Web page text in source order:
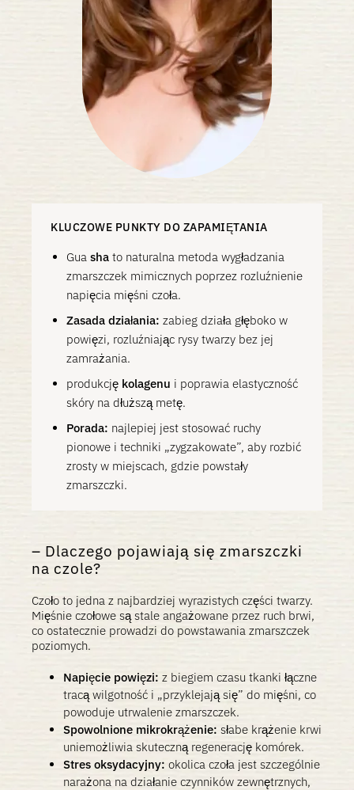
KLUCZOWE PUNKTY DO ZAPAMIĘTANIA
Gua sha to naturalna metoda wygładzania
zmarszczek mimicznych poprzez rozluźnienie
napięcia mięśni czoła.
Zasada działania: zabieg działa głęboko w
powięzi, rozluźniając rysy twarzy bez jej
zamrażania.
produkcję kolagenu i poprawia elastyczność
skóry na dłuższą metę.
Porada: najlepiej jest stosować ruchy
pionowe i techniki „zygzakowate”, aby rozbić
zrosty w miejscach, gdzie powstały
zmarszczki.
Dlaczego pojawiają się zmarszczki
na czole?
Czoło to jedna z najbardziej wyrazistych części twarzy.
Mięśnie czołowe są stale angażowane przez ruch brwi,
co ostatecznie prowadzi do powstawania zmarszczek
poziomych.
Napięcie powięzi: z biegiem czasu tkanki łączne
tracą wilgotność i „przyklejają się” do mięśni, co
powoduje utrwalenie zmarszczek.
Spowolnione mikrokrążenie: słabe krążenie krwi
uniemożliwia skuteczną regenerację komórek.
Stres oksydacyjny: okolica czoła jest szczególnie
narażona na działanie czynników zewnętrznych,